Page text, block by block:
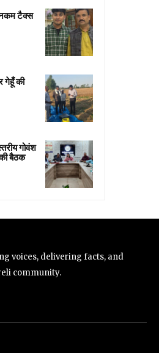
टैक्स
गेहूँ की
गोवंश
बैठक
voices, delivering facts, and
community.